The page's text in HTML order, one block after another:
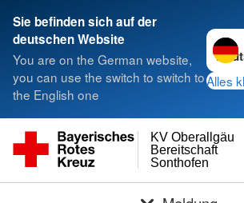
Sie befinden sich auf der
deutschen Website
You are on the German website,
you can use the switch to switch to
the English one
Alles
Sonthofen
Bereitschaft
KV Oberallgäu